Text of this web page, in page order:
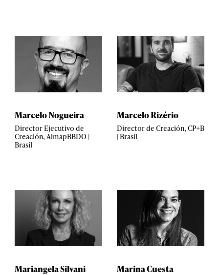
Marcelo Nogueira
Director Ejecutivo de
Creación, AlmapBBDO |
Brasil
Marcelo Rizério
Director de Creación, CP+B
| Brasil
Mariangela Silvani Marina Cuesta